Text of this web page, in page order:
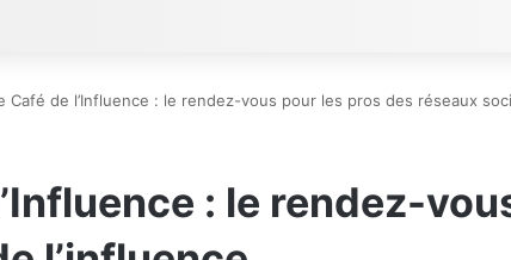
Café de l’Influence : le rendez-vous pour les pros des réseaux
: le rendez-